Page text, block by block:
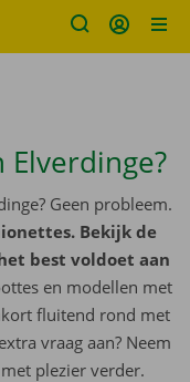
Geen probleem.
Bekijk de
best voldoet aan
en modellen met
fluitend rond met
vraag aan? Neem
plezier verder.